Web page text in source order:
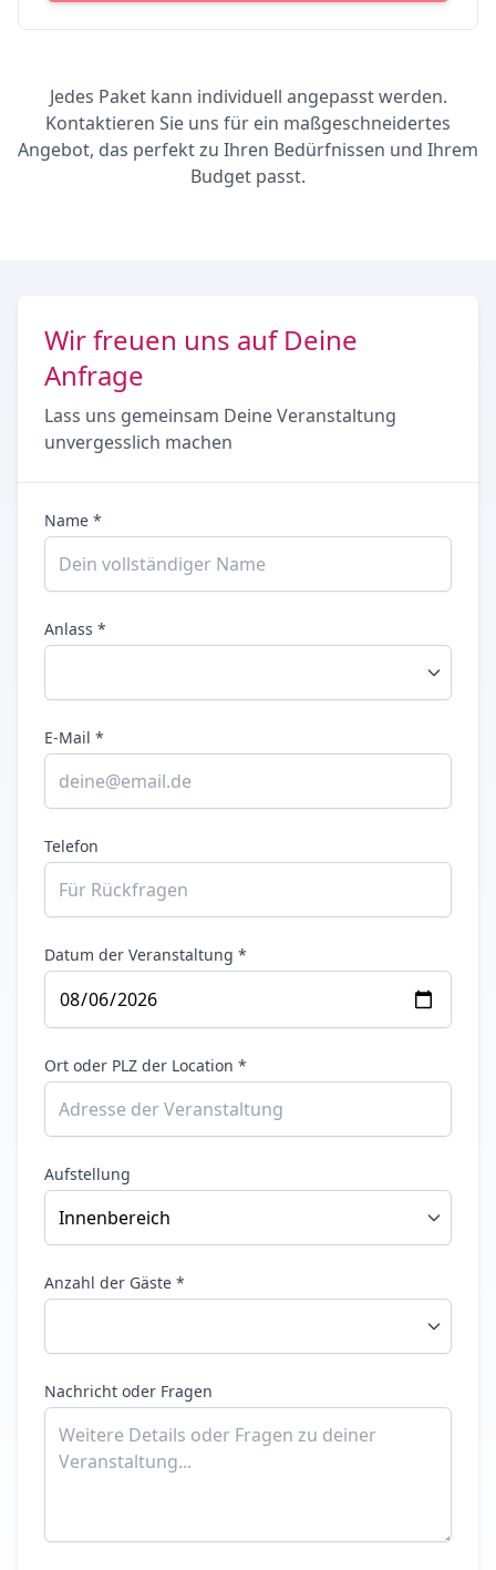
Jedes Paket kann individuell angepasst werden.
Kontaktieren Sie uns für ein maßgeschneidertes
Angebot, das perfekt zu Ihren Bedürfnissen und Ihrem
Budget passt.
Wir freuen uns auf Deine
Anfrage
Lass uns gemeinsam Deine Veranstaltung
unvergesslich machen
Name *
Anlass *
E-Mail *
Telefon
Datum der Veranstaltung *
Ort oder PLZ der Location *
Aufstellung
Anzahl der Gäste *
Nachricht oder Fragen